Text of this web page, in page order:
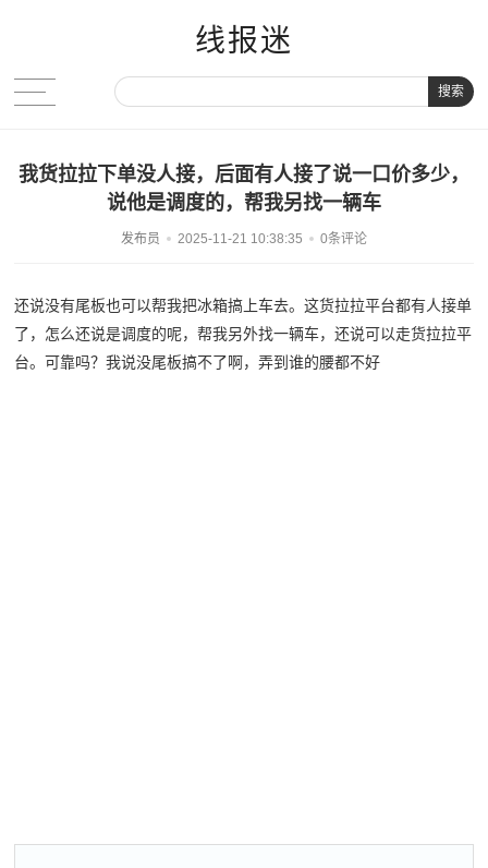
线报迷
搜索
我货拉拉下单没人接，后面有人接了说一口价多少，
说他是调度的，帮我另找一辆车
发布员 2025-11-21 10:38:35 0条评论
还说没有尾板也可以帮我把冰箱搞上车去。这货拉拉平台都有人接单
了，怎么还说是调度的呢，帮我另外找一辆车，还说可以走货拉拉平
台。可靠吗？我说没尾板搞不了啊，弄到谁的腰都不好